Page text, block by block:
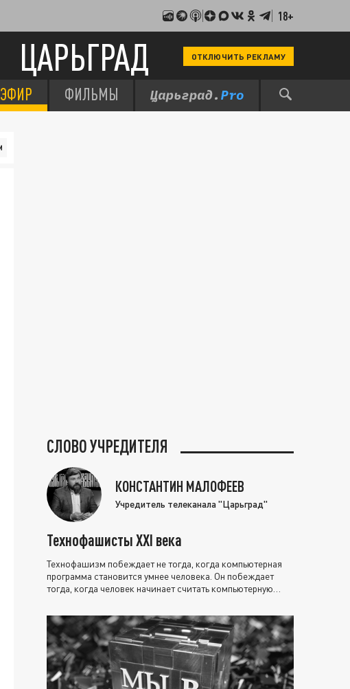
18+
ЦАРЬГРАД ОТКЛЮЧИТЬ РЕКЛАМУ
ЭФИР ФИЛЬМЫ
СЛОВО УЧРЕДИТЕЛЯ
КОНСТАНТИН МАЛОФЕЕВ
Учредитель телеканала "Царьград"
Технофашисты XXI века
Технофашизм побеждает не тогда, когда компьютерная
программа становится умнее человека. Он побеждает
тогда, когда человек начинает считать компьютерную